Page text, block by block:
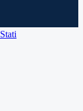
Stati